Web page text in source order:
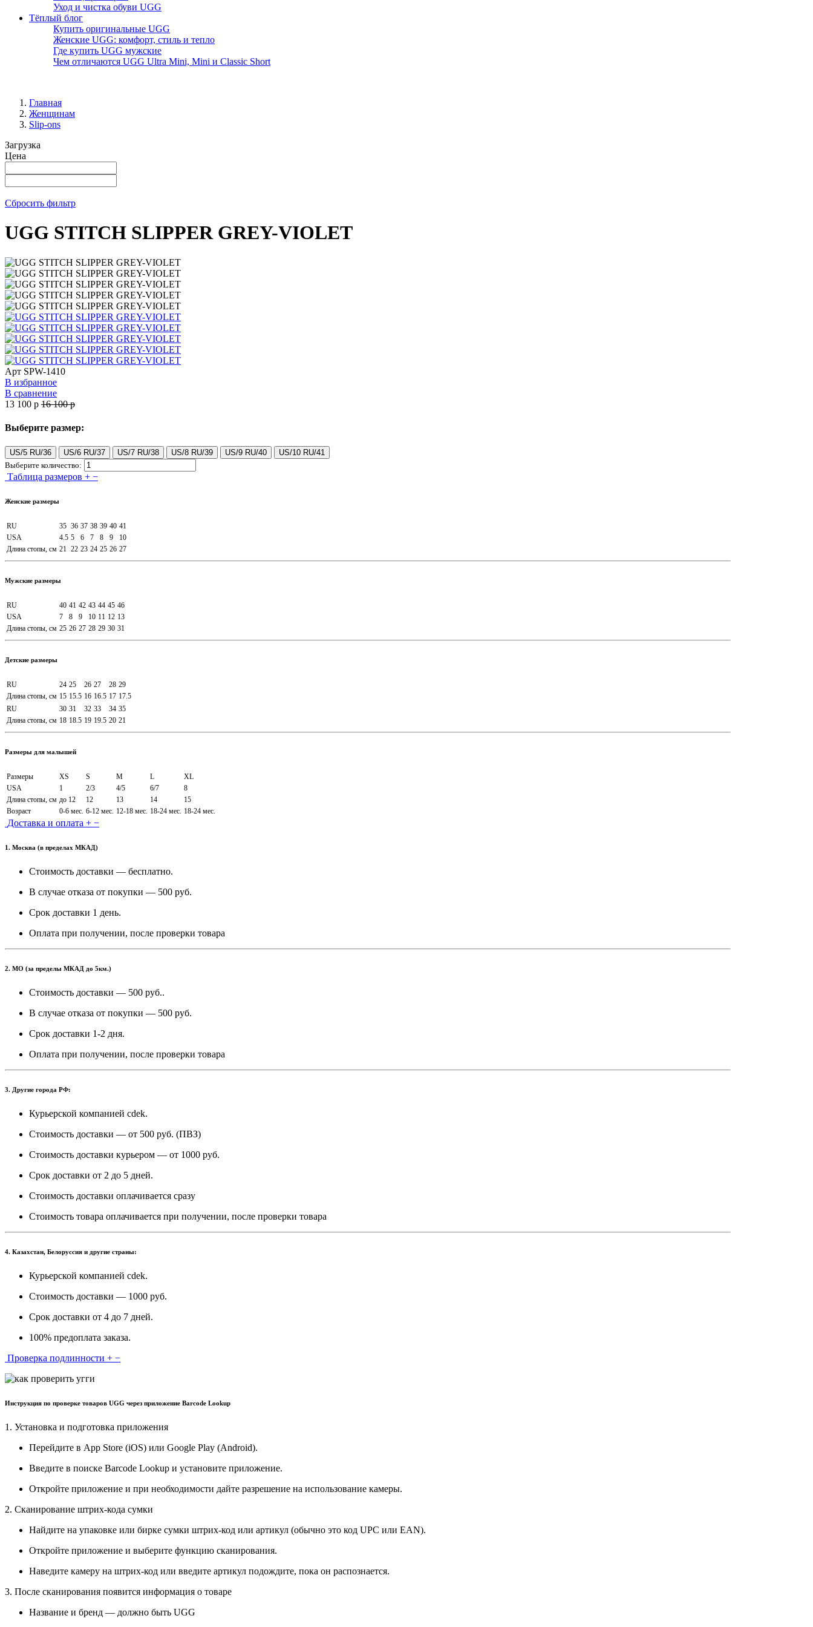
Уход и чистка обуви UGG
Тёплый блог
Купить оригинальные UGG
Женские UGG: комфорт, стиль и тепло
Где купить UGG мужские
Чем отличаются UGG Ultra Mini, Mini и Classic Short
Главная
Женщинам
Slip-ons
Загрузка
Цена
Сбросить фильтр
UGG STITCH SLIPPER GREY-VIOLET
Арт SPW-1410
В избранное
В сравнение
13 100 p 16 100 p
Выберите размер:
US/5 RU/36 US/6 RU/37 US/7 RU/38 US/8 RU/39 US/9 RU/40
US/10 RU/41
Выберите количество:
Таблица размеров + −
Женские размеры
RU 35 36 37 38 39 40 41
USA
4.5 5 6 7 8 9
10
Длина стопы, см 21 22 23 24 25 26 27
Мужские размеры
RU 40 41 42 43 44 45 46
USA
7 8 9 10 11 12 13
Длина стопы, см 25 26 27 28 29 30 31
Детские размеры
RU 24 25 26 27 28 29
Длина стопы, см 15 15.5 16 16.5 17 17.5
RU
30 31 32 33 34 35
Длина стопы, см 18 18.5 19 19.5 20 21
Размеры для малышей
Размеры XS S M L
XL
USA
1 2/3 4/5 6/7
8
Длина стопы, см до 12 12 13 14
15
Возраст
0-6 мес. 6-12 мес. 12-18 мес. 18-24 мес. 18-24 мес.
Доставка и оплата + −
1. Москва (в пределах МКАД)
Стоимость доставки — бесплатно.
В случае отказа от покупки — 500 руб.
Срок доставки 1 день.
Оплата при получении, после проверки товара
2. МО (за пределы МКАД до 5км.)
Стоимость доставки — 500 руб..
В случае отказа от покупки — 500 руб.
Срок доставки 1-2 дня.
Оплата при получении, после проверки товара
3. Другие города РФ:
Курьерской компанией cdek.
Стоимость доставки — от 500 руб. (ПВЗ)
Стоимость доставки курьером — от 1000 руб.
Срок доставки от 2 до 5 дней.
Стоимость доставки оплачивается сразу
Стоимость товара оплачивается при получении, после проверки товара
4. Казахстан, Белоруссия и другие страны:
Курьерской компанией cdek.
Стоимость доставки — 1000 руб.
Срок доставки от 4 до 7 дней.
100% предоплата заказа.
Проверка подлинности + −
Инструкция по проверке товаров UGG через приложение Barcode Lookup
1. Установка и подготовка приложения
Перейдите в App Store (iOS) или Google Play (Android).
Введите в поиске Barcode Lookup и установите приложение.
Откройте приложение и при необходимости дайте разрешение на использование камеры.
2. Сканирование штрих-кода сумки
Найдите на упаковке или бирке сумки штрих-код или артикул (обычно это код UPC или EAN).
Откройте приложение и выберите функцию сканирования.
Наведите камеру на штрих-код или введите артикул подождите, пока он распознается.
3. После сканирования появится информация о товаре
Название и бренд — должно быть UGG